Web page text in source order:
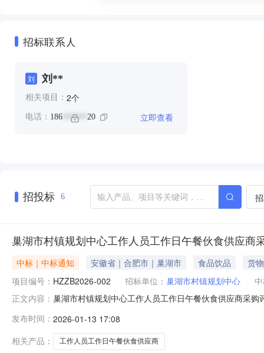
招标联系人
刘 刘**
相关项目： 2个
电话： 186 ****** 20 立即查看
招投标 6
巢湖市村镇规划中心工作人员工作日午餐伙食供应商
中标｜中标通知 安徽省｜合肥市｜巢湖市 食品饮品
货物
项目编号： HZZB2026-002 招标单位： 巢湖市村镇规划中心
正文内容： 巢湖市村镇规划中心工作人员工作日午餐伙食供应商采
价（人民币）：15元/人/餐（大写：人民币壹拾伍元整每
商名称：巢湖市徽府
发布时间： 2026-01-13 17:08
相关产品：
工作人员工作日午餐伙食供应商